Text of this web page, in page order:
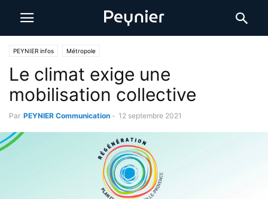
PEYNIER infos Métropole
Le climat exige une
mobilisation collective
Par PEYNIER Communication - 12 septembre 2021